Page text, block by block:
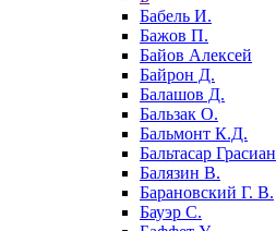
Бабель И.
Бажов П.
Байов Алексей
Байрон Д.
Балашов Д.
Бальзак О.
Бальмонт К.Д.
Бальтасар Грасиан
Балязин В.
Барановский Г. В.
Бауэр С.